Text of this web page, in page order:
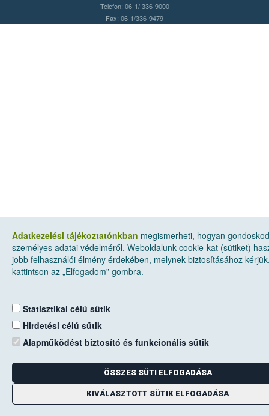
Adatkezelési tájékoztatónkban megismerheti, hogyan
személyes adatai védelméről. Weboldalunk cookie-kat (sütiket)
jobb felhasználói élmény érdekében, melynek biztosításához
kattintson az „Elfogadom” gombra.
Statisztikai célú sütik
Hirdetési célú sütik
Alapműködést biztosító és funkcionális sütik
ÖSSZES SÜTI ELFOGADÁSA
KIVÁLASZTOTT SÜTIK ELFOGADÁSA
Telefon: 06-1/ 336-9000
Fax: 06-1/336-9479